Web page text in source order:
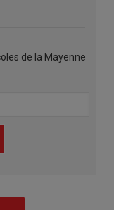
de la Mayenne